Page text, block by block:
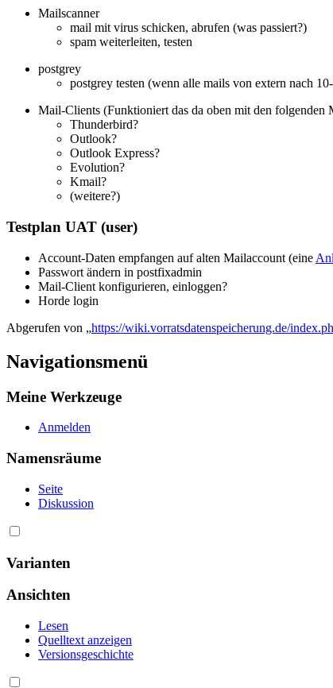
Mailscanner
mail mit virus schicken, abrufen (was passiert?)
spam weiterleiten, testen
postgrey
postgrey testen (wenn alle mails von extern nach
Mail-Clients (Funktioniert das da oben mit den folgenden
Thunderbird?
Outlook?
Outlook Express?
Evolution?
Kmail?
(weitere?)
Testplan UAT (user)
Account-Daten empfangen auf alten Mailaccount (eine
Passwort ändern in postfixadmin
Mail-Client konfigurieren, einloggen?
Horde login
Abgerufen von „https://wiki.vorratsdatenspeicherung.de/
Navigationsmenü
Meine Werkzeuge
Anmelden
Namensräume
Seite
Diskussion
Varianten
Ansichten
Lesen
Quelltext anzeigen
Versionsgeschichte